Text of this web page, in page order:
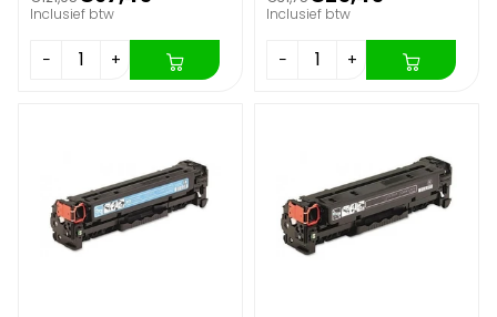
Inclusief btw
− +
Inclusief btw
− +